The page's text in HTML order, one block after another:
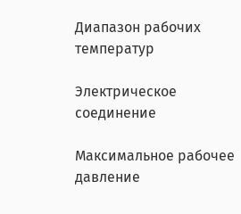
Диапазон рабочих
температур
Электрическое
соединение
Максимальное рабочее
давление